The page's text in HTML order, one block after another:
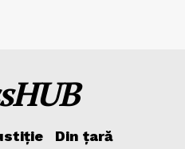
Din țară